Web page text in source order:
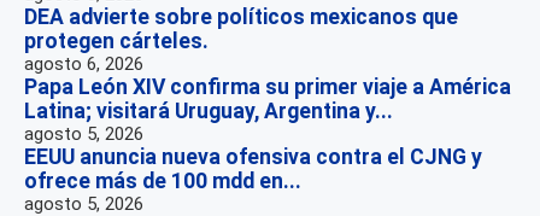
DEA advierte sobre políticos mexicanos que
protegen cárteles.
agosto 6, 2026
Papa León XIV confirma su primer viaje a América
Latina; visitará Uruguay, Argentina y...
agosto 5, 2026
EEUU anuncia nueva ofensiva contra el CJNG y
ofrece más de 100 mdd en...
agosto 5, 2026